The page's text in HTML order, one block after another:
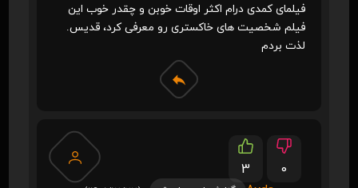
فیلمای کمدی درام اکثر اوقات خوبن و چقدر خوب این
فیلم شخصیت های خاکستری رو معرفی کرد، قدیس.
لذت بردم
3
0